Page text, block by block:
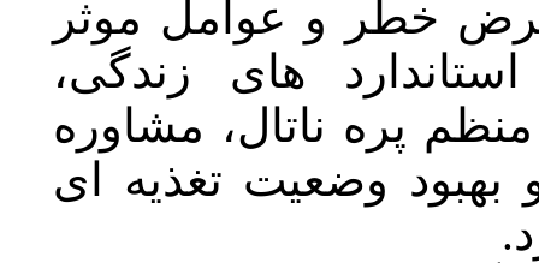
موثر
زندگی،
مشاوره
تغذیه ای